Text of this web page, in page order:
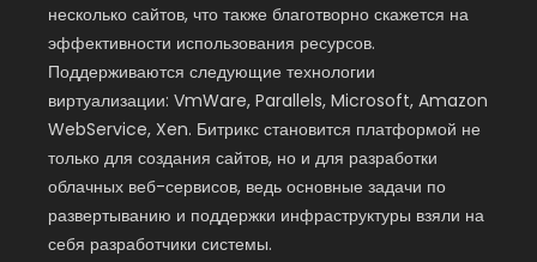
несколько сайтов, что также благотворно скажется на
эффективности использования ресурсов.
Поддерживаются следующие технологии
виртуализации: VmWare, Parallels, Microsoft, Amazon
WebService, Xen. Битрикс становится платформой не
только для создания сайтов, но и для разработки
облачных веб-сервисов, ведь основные задачи по
развертыванию и поддержки инфраструктуры взяли на
себя разработчики системы.